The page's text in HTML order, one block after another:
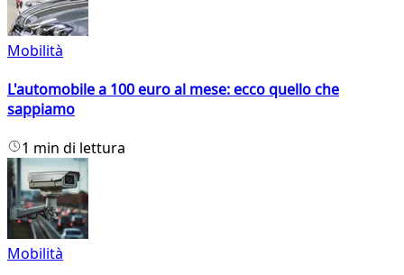
Mobilità
L'automobile a 100 euro al mese: ecco quello che
sappiamo
1 min di lettura
Mobilità